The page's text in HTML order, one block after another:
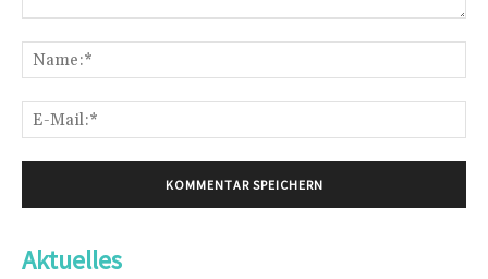
Aktuelles